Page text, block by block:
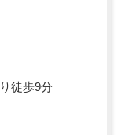
徒歩9分